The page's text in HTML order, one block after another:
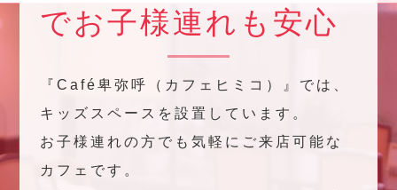
でお子様連れも安心
『Café卑弥呼（カフェヒミコ）』では、
キッズスペースを設置しています。
お子様連れの方でも気軽にご来店可能な
カフェです。